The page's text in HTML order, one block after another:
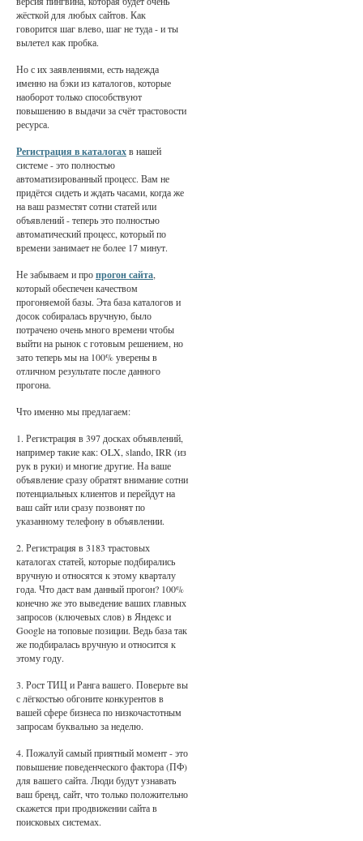
жёсткой для любых сайтов. Как
говорится шаг влево, шаг не туда - и ты
вылетел как пробка.
Но с их заявлениями, есть надежда
именно на бэки из каталогов, которые
наоборот только способствуют
повышению в выдачи за счёт трастовости
ресурса.
Регистрация в каталогахв нашей
системе - это полностью
автоматизированный процесс. Вам не
придётся сидеть и ждать часами, когда же
на ваш разместят сотни статей или
объявлений - теперь это полностью
автоматический процесс, который по
времени занимает не более 17 минут.
Не забываем и пропрогон сайта,
который обеспечен качеством
прогоняемой базы. Эта база каталогов и
досок собиралась вручную, было
потрачено очень много времени чтобы
выйти на рынок с готовым решением, но
зато теперь мы на 100% уверены в
отличном результате после данного
прогона.
Что именно мы предлагаем:
1. Регистрация в 397 досках объявлений,
например такие как: OLX, slando, IRR (из
рук в руки) и многие другие. На ваше
объявление сразу обратят внимание сотни
потенциальных клиентов и перейдут на
ваш сайт или сразу позвонят по
указанному телефону в объявлении.
2. Регистрация в 3183 трастовых
каталогах статей, которые подбирались
вручную и относятся к этому кварталу
года. Что даст вам данный прогон? 100%
конечно же это выведение ваших главных
запросов (ключевых слов) в Яндекс и
Google на топовые позиции. Ведь база так
же подбиралась вручную и относится к
этому году.
3. Рост ТИЦ и Ранга вашего. Поверьте вы
с лёгкостью обгоните конкурентов в
вашей сфере бизнеса по низкочастотным
запросам буквально за неделю.
4. Пожалуй самый приятный момент - это
повышение поведенческого фактора (ПФ)
для вашего сайта. Люди будут узнавать
ваш бренд, сайт, что только положительно
скажется при продвижении сайта в
поисковых системах.